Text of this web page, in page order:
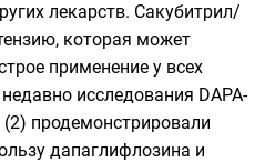
лекарств. Сакубитрил/
которая может
применение у всех
исследования DAPA-
(2) продемонстрировали
дапаглифлозина и